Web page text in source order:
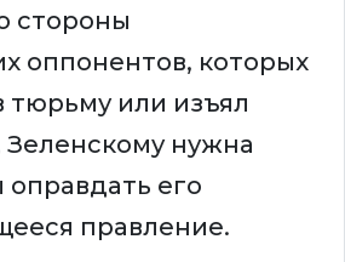
стороны
оппонентов, которых
тюрьму или изъял
Зеленскому нужна
оправдать его
правление.